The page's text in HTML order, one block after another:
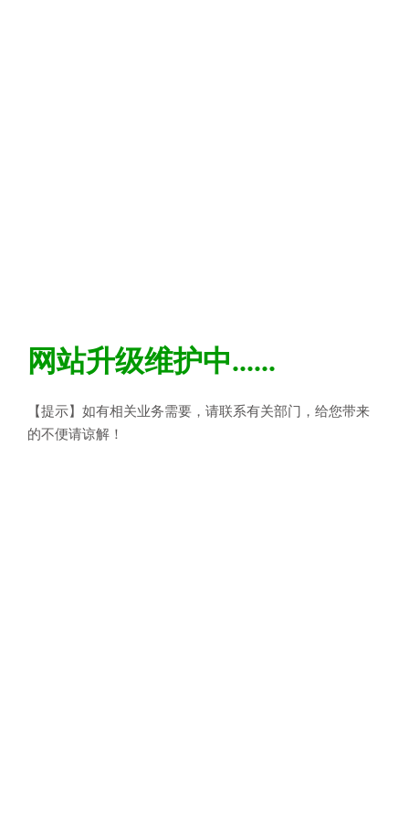
网站升级维护中......
【提示】如有相关业务需要，请联系有关部门，给您带来
的不便请谅解！